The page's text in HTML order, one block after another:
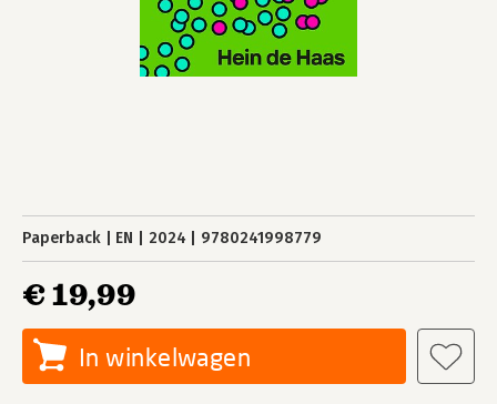
Paperback EN 2024 9780241998779
€ 19,99
In winkelwagen